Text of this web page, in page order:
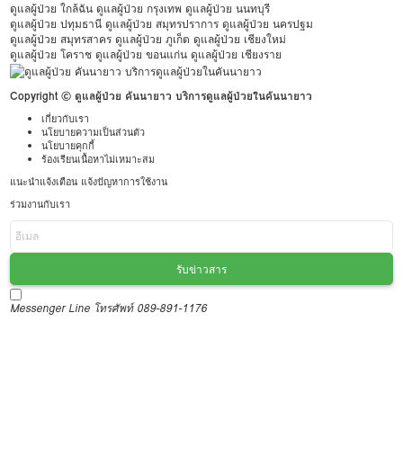
ดูแลผู้ป่วย ใกล้ฉัน ดูแลผู้ป่วย กรุงเทพ ดูแลผู้ป่วย นนทบุรี
ดูแลผู้ป่วย ปทุมธานี ดูแลผู้ป่วย สมุทรปราการ ดูแลผู้ป่วย นครปฐม
ดูแลผู้ป่วย สมุทรสาคร ดูแลผู้ป่วย ภูเก็ต ดูแลผู้ป่วย เชียงใหม่
ดูแลผู้ป่วย โคราช ดูแลผู้ป่วย ขอนแก่น ดูแลผู้ป่วย เชียงราย
Copyright © ดูแลผู้ป่วย คันนายาว บริการดูแลผู้ป่วยในคันนายาว
เกี่ยวกับเรา
นโยบายความเป็นส่วนตัว
นโยบายคุกกี้
ร้องเรียนเนื้อหาไม่เหมาะสม
แนะนำแจ้งเตือน แจ้งปัญหาการใช้งาน
ร่วมงานกับเรา
รับข่าวสาร
Messenger Line โทรศัพท์ 089-891-1176